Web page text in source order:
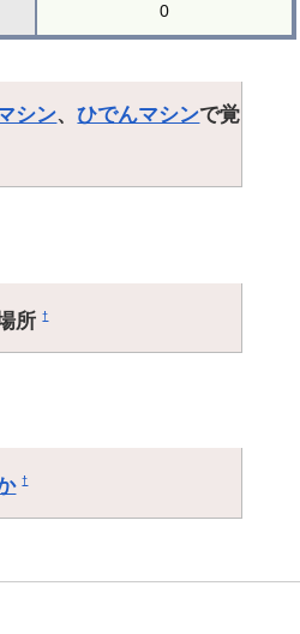
0
シン、ひでんマシンで覚
所†
†